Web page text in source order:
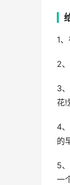
1
2
3
花!
4
的
5
一